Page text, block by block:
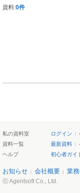
資料:0件
私の資料室 ログイン
資料一覧
最新資料
ヘルプ
初心者ガイ
お知らせ 会社概要 業
ⓒ Agentsoft Co., Ltd.